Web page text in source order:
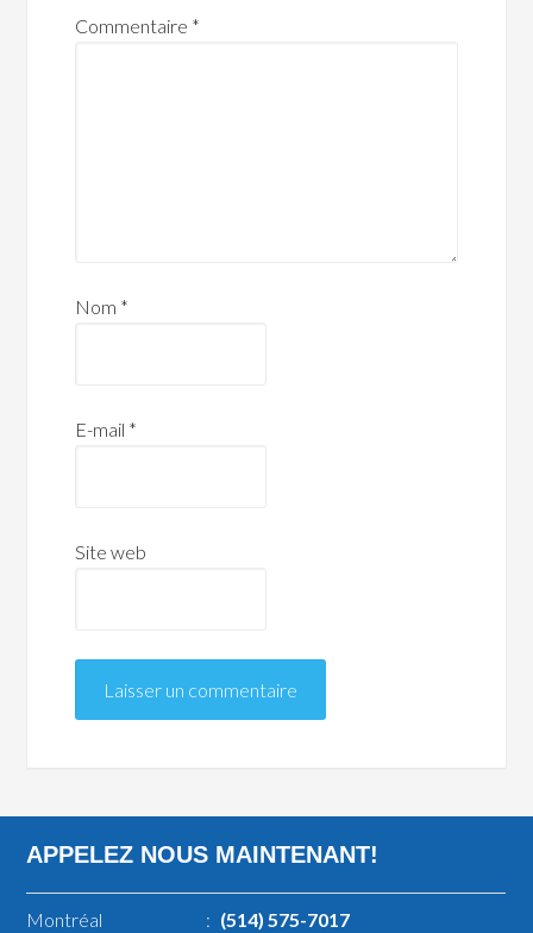
Commentaire *
Nom *
E-mail *
Site web
APPELEZ NOUS MAINTENANT!
Montréal : (514) 575-7017